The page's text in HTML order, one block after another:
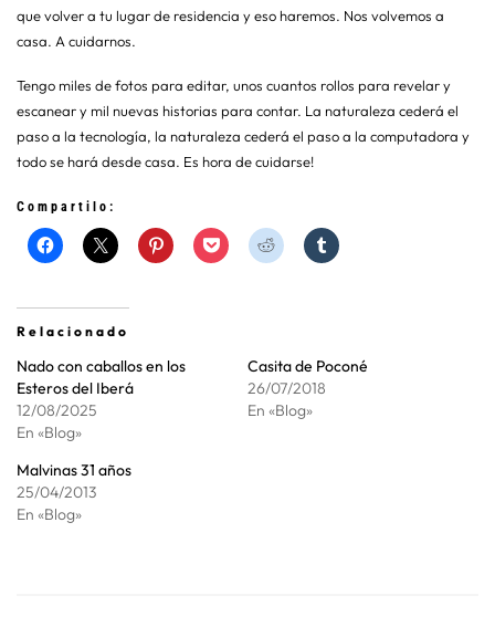
que volver a tu lugar de residencia y eso haremos. Nos volvemos a
casa. A cuidarnos.
Tengo miles de fotos para editar, unos cuantos rollos para revelar y
escanear y mil nuevas historias para contar. La naturaleza cederá el
paso a la tecnología, la naturaleza cederá el paso a la computadora y
todo se hará desde casa. Es hora de cuidarse!
Compartilo:
Relacionado
Nado con caballos en los
Esteros del Iberá
12/08/2025
En «Blog»
Casita de Poconé
26/07/2018
En «Blog»
Malvinas 31 años
25/04/2013
En «Blog»